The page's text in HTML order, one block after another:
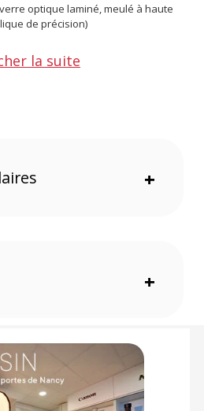
optique laminé, meulé à haute
de précision)
la suite
+
+